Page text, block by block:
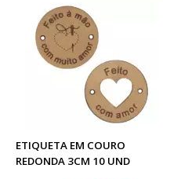
ETIQUETA EM COURO
REDONDA 3CM 10 UND